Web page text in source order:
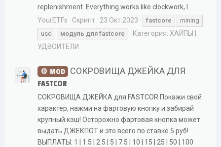
replenishment. Everything works like clockwork, I...
YourETFs
Скрипт 23 Окт 2023 fastcore
mining
usd
модуль для fastcore Категория: ХАЙПЫ |
УДВОИТЕЛИ
MOD
СОКРОВИЩА ДЖЕЙКА ДЛЯ
FASTCOR
СОКРОВИЩА ДЖЕЙКА для FASTCOR Покажи свой
характер, нажми на фартовую кнопку и забирай
крупный кэш! Осторожно фартовая кнопка может
выдать ДЖЕКПОТ и это всего по ставке 5 руб!
ВЫПЛАТЫ: 1 | 1.5 | 2.5 | 5 | 7.5 | 10 | 15 | 25 | 50 | 100